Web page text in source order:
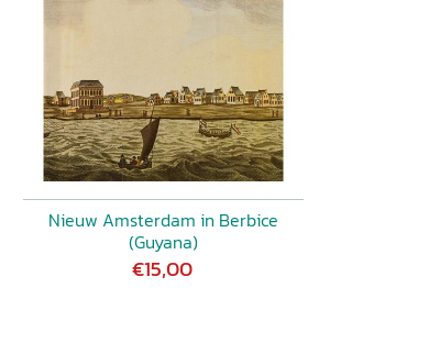
Nieuw Amsterdam in Berbice
(Guyana)
€15,00